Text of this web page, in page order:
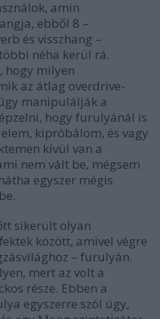
amin
ebből 8 –
és visszhang –
néha kerül rá.
hogy milyen
az átlag overdrive-
manipulálják a
hogy furulyánál is
kipróbálom, és vagy
kívül van a
nem vált be, mégsem
egyszer mégis
sikerült olyan
között, amivel végre
– furulyán.
mert az volt a
része. Ebben a
egyszerre szól úgy,